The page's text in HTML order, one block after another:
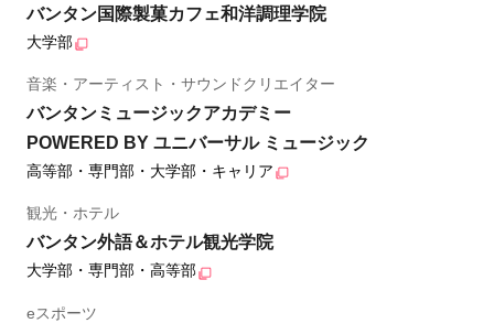
バンタン国際製菓カフェ和洋調理学院
大学部
音楽・アーティスト・サウンドクリエイター
バンタンミュージックアカデミー
POWERED BY ユニバーサル ミュージック
高等部・専門部・大学部・キャリア
観光・ホテル
バンタン外語＆ホテル観光学院
大学部・専門部・高等部
eスポーツ